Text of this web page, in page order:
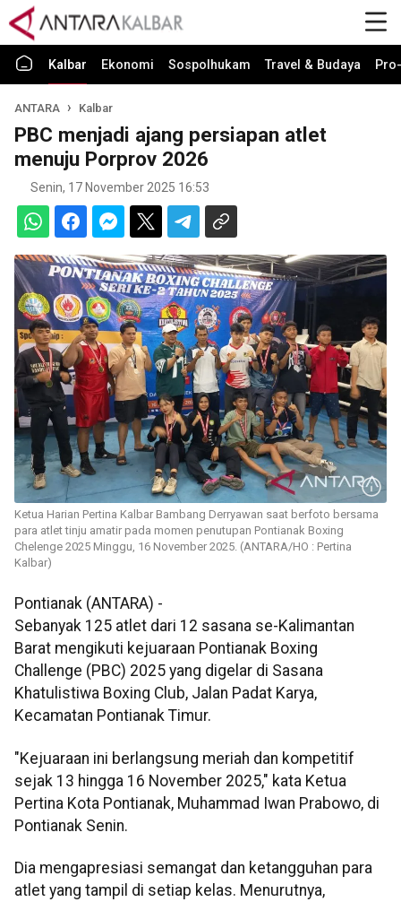
Kalbar Ekonomi Sospolhukam Travel & Budaya
ANTARA Kalbar
PBC menjadi ajang persiapan atlet
menuju Porprov 2026
Senin, 17 November 2025 16:53
Ketua Harian Pertina Kalbar Bambang Derryawan saat berfoto bersama
para atlet tinju amatir pada momen penutupan Pontianak Boxing
Chelenge 2025 Minggu, 16 November 2025. (ANTARA/HO : Pertina
Kalbar)
Pontianak (ANTARA) -
Sebanyak 125 atlet dari 12 sasana se-Kalimantan
Barat mengikuti kejuaraan Pontianak Boxing
Challenge (PBC) 2025 yang digelar di Sasana
Khatulistiwa Boxing Club, Jalan Padat Karya,
Kecamatan Pontianak Timur.
"Kejuaraan ini berlangsung meriah dan kompetitif
sejak 13 hingga 16 November 2025," kata Ketua
Pertina Kota Pontianak, Muhammad Iwan Prabowo, di
Pontianak Senin.
Dia mengapresiasi semangat dan ketangguhan para
atlet yang tampil di setiap kelas. Menurutnya,